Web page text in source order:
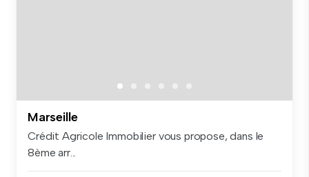
Marseille
Crédit Agricole Immobilier vous propose, dans le
8ème arr...